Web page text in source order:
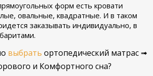
форм есть кровати
овальные, квадратные. И в таком
заказывать индивидуально, в
выбрать ортопедический матрас ➟
и Комфортного сна?